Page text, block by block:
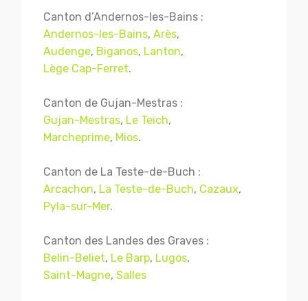
Canton d’Andernos-les-Bains :
Andernos-les-Bains, Arès,
Audenge, Biganos, Lanton,
Lège Cap-Ferret.
Canton de Gujan-Mestras :
Gujan-Mestras, Le Teich,
Marcheprime, Mios.
Canton de La Teste-de-Buch :
Arcachon, La Teste-de-Buch, Cazaux,
Pyla-sur-Mer.
Canton des Landes des Graves :
Belin-Beliet, Le Barp, Lugos,
Saint-Magne, Salles